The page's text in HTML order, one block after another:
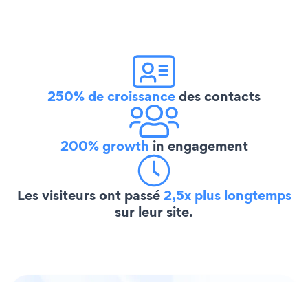
250% de croissancedes contacts
200% growth in engagement
Les visiteurs ont passé2,5x plus longtemps
sur leur site.